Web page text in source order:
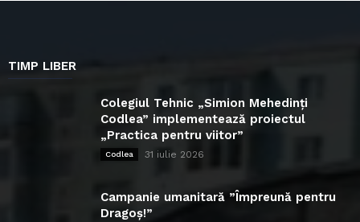
TIMP LIBER
Colegiul Tehnic „Simion Mehedinți
Codlea” implementează proiectul
„Practica pentru viitor”
Codlea 31 iulie 2026
Campanie umanitară ”Împreună pentru
Dragoș!”